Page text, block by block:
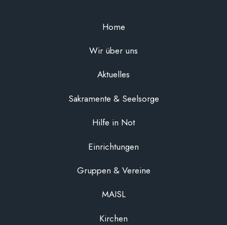
Home
Wir über uns
Aktuelles
Sakramente & Seelsorge
Hilfe in Not
Einrichtungen
Gruppen & Vereine
MAISL
Kirchen